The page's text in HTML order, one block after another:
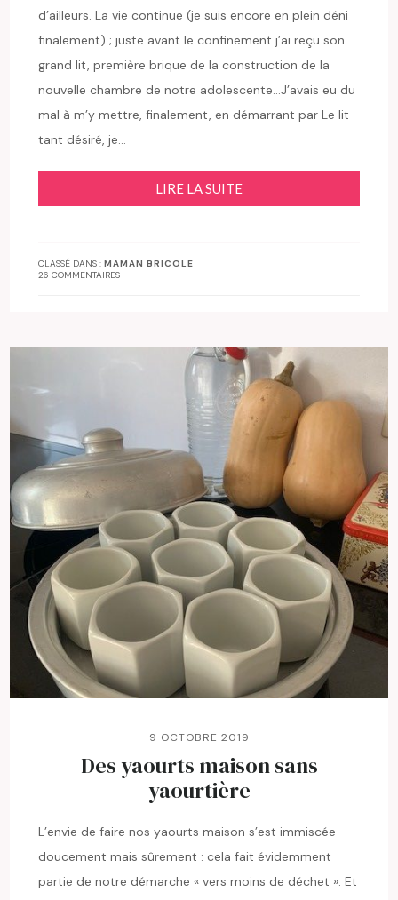
d’ailleurs. La vie continue (je suis encore en plein déni
finalement) ; juste avant le confinement j’ai reçu son
grand lit, première brique de la construction de la
nouvelle chambre de notre adolescente…J’avais eu du
mal à m’y mettre, finalement, en démarrant par Le lit
tant désiré, je…
LIRE LA SUITE
CLASSÉ DANS :MAMAN BRICOLE
26 COMMENTAIRES
9 OCTOBRE 2019
Des yaourts maison sans
yaourtière
L’envie de faire nos yaourts maison s’est immiscée
doucement mais sûrement : cela fait évidemment
partie de notre démarche « vers moins de déchet ». Et